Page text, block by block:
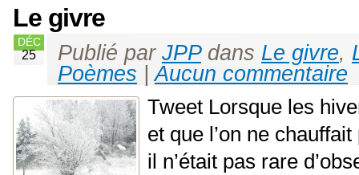
Le givre
DÉC
25 Publié par JPPdans Le givre,
Poèmes |Aucun commentaire
Tweet Lorsque les
et que l’on ne
il n’était pas rare